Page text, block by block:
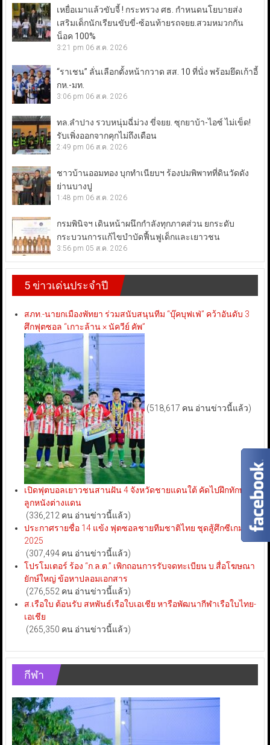
เหยื่อเมาแล้วขับจี้ ! กระทรวง ศธ. กำหนดนโยบายส่ง
เสริมเด็กนักเรียนขับขี่-ซ้อนท้ายรถจยย.สวมหมวกกัน
น็อค 100%
3:21 pm 06 ส.ค. 2026
“ราเชน” ลั่นเลือกตั้งหน้ากวาด สส. 10 ที่นั่ง พร้อมยึดเก้าอี้
กห.-มท.
3:06 pm 06 ส.ค. 2026
ทล.ลำปาง รวบหนุ่มฉี่ม่วง ขี่จยย. ซุกยาบ้า-ไอซ์ ไม่เข็ด!
รับเพิ่งออกจากคุกไม่ถึงเดือน
2:49 pm 06 ส.ค. 2026
ชาวบ้านออมทอง บุกทำเนียบฯ ร้องปมพิพาทที่ดินวัดดัง
ย่านบางปู
1:48 pm 06 ส.ค. 2026
กรมพินิจฯ เดินหน้าผนึกกำลังทุกภาคส่วน ยกระดับ
กระบวนการแก้ไขบำบัดฟื้นฟูเด็กและเยาวชน
3:56 pm 05 ส.ค. 2026
5 ข่าวเด่นประจำปี
สภท.-นายกเมืองพัทยา ร่วมสนับสนุนทีม “บุ๊คบุฟเฟ่” คว้าอันดับ 3
ศึกฟุตซอล “เกาะล้าน × นัควีย์ คัพ”
(518,617 คน อ่านข่าวนี้แล้ว)
เปิดฟุตบอลเยาวชนสานฝัน 4 จังหวัดชายแดนใต้ คัดไปฝึกทักษะ
ลูกหนังต่างแดน
(336,212 คน อ่านข่าวนี้แล้ว)
ประกาศรายชื่อ 14 แข้ง ฟุตซอลชายทีมชาติไทย ชุดสู้ศึกซีเกมส์
2025
(307,494 คน อ่านข่าวนี้แล้ว)
โปรโมเตอร์ ร้อง “ก.ล.ต.” เพิกถอนการรับจดทะเบียน บ.สื่อโฆษณา
ยักษ์ใหญ่ ข้อหาปลอมเอกสาร
(276,552 คน อ่านข่าวนี้แล้ว)
ส.เรือใบ ต้อนรับ สหพันธ์เรือใบเอเชีย หารือพัฒนากีฬาเรือใบไทย-
เอเชีย
(265,350 คน อ่านข่าวนี้แล้ว)
กีฬา